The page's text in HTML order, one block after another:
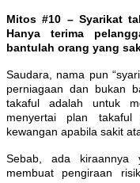
Mitos #10 – Syarikat
Hanya terima
bantulah orang yang
Saudara, nama pun
perniagaan dan bukan
takaful adalah untuk
menyertai plan
kewangan apabila sakit
Sebab, ada kiraannya
membuat pengiraan